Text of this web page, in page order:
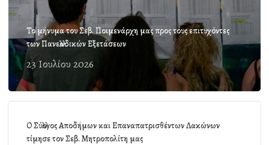
Το μήνυμα του Σεβ. Ποιμενάρχη μας προς τους επιτυχόντες
των Πανελλαδικών Εξετάσεων
23 Ιουλίου 2026
Ο Σύλλογος Αποδήμων και Επαναπατρισθέντων Λακώνων
τίμησε τον Σεβ. Μητροπολίτη μας